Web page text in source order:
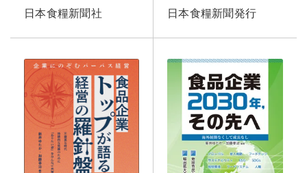
日本食糧新聞社
日本食糧新聞発行